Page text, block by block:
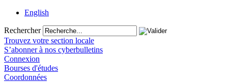
English
Rechercher
Trouvez votre section locale
S’abonner à nos cyberbulletins
Connexion
Bourses d'études
Coordonnées